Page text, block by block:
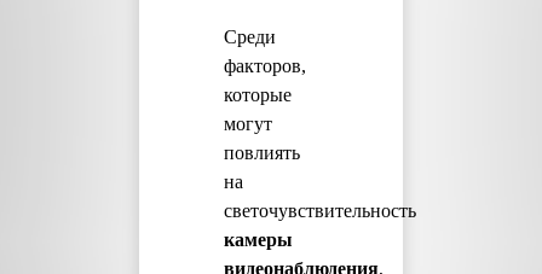
Среди
факторов,
которые
могут
повлиять
на
светочувствительность
камеры
видеонаблюдения,